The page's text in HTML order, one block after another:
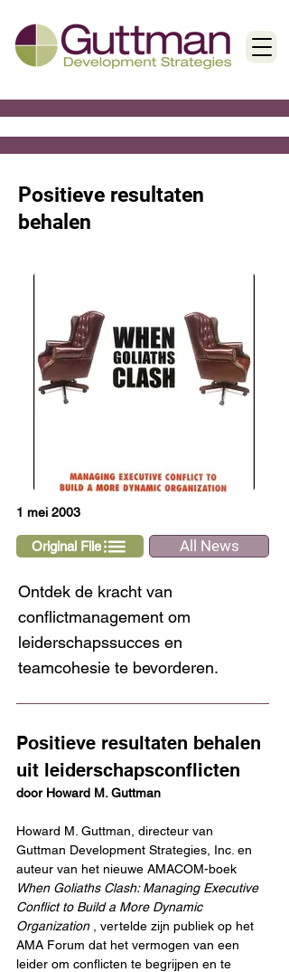
Positieve resultaten
behalen
1 mei 2003
Original File All News
Ontdek de kracht van
conflictmanagement om
leiderschapssucces en
teamcohesie te bevorderen.
Positieve resultaten behalen
uit leiderschapsconflicten
door Howard M. Guttman
Howard M. Guttman, directeur van
Guttman Development Strategies, Inc. en
auteur van het nieuwe AMACOM-boek
When Goliaths Clash: Managing Executive
Conflict to Build a More Dynamic
Organization , vertelde zijn publiek op het
AMA Forum dat het vermogen van een
leider om conflicten te begrijpen en te